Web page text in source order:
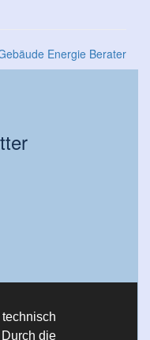
die
Energie Berater